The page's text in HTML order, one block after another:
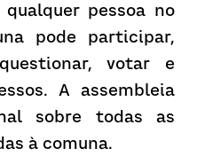
pessoa no
pode participar,
votar e
A assembleia
sobre todas as
à comuna.